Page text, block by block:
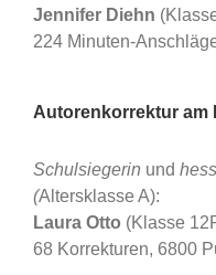
Jennifer Diehn
224 Minuten-
Autorenkorrektur am
Schulsiegerin und
(Altersklasse A):
Laura Otto (Klasse
68 Korrekturen, 6800